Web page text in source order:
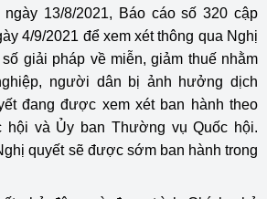
13/8/2021, Báo cáo số 320 cập
4/9/2021 để xem xét thông qua Nghị
giải pháp về miễn, giảm thuế nhằm
người dân bị ảnh hưởng dịch
đang được xem xét ban hành theo
và Ủy ban Thường vụ Quốc hội.
quyết sẽ được sớm ban hành trong